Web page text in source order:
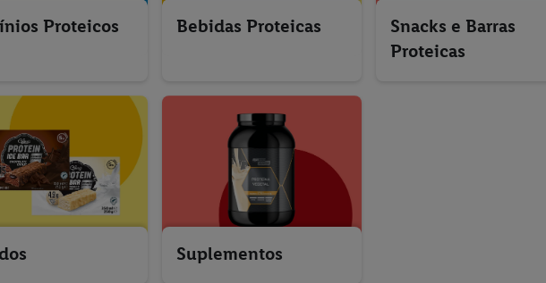
Proteicos Bebidas Proteicas
Snacks e Barras
Proteicas
Suplementos